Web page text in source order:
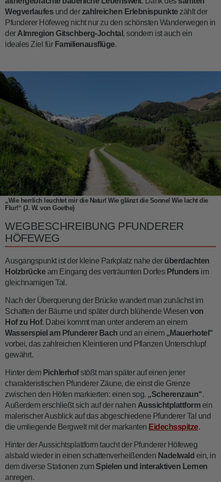
Wegverlaufes und derzahlreichen Erlebnispunktezählt der
Pfunderer Höfeweg nicht nur zu den schönsten Wanderwegen in
der Almregion Gitschberg-Jochtal , sondern ist auch ein
ideales Ziel für Familienausflüge.
„Wie herrlich leuchtet mir die Natur! Wie glänzt die Sonne! Wie lacht die
Flur!“ (J. W. von Goethe)
WEGBESCHREIBUNG PFUNDERER
HÖFEWEG
Ausgangspunkt ist der kleine Parkplatz nahe der überdachten
Holzbrückeam Eingang des verträumten Dorfes Pfunders im
gleichnamigen Tal.
Nach der Überquerung der Brücke wandert man zunächst im
Schatten der Bäume und später durch blühende Wiesen von
Hof zu Hof. Dabei kommt man unter anderem an einem
Wasserspiel am Pfunderer Bach und an einem „Mauerhotel“
vorbei, das zahlreichen Kleintieren und Pflanzen Unterschlupf
gewährt.
Hinter dem Pichlerhofstößt man später auf einen jener
charakteristischen Pfunderer Zäune, die einst die Grenze
zwischen den Höfen markierten: einen sog. „Scherenzaun“.
Außerdem erschließt sich auf der nahen Aussichtplattform ein
malerischer Ausblick auf das abgeschiedene Pfunderer Tal und
die umliegende Bergwelt mit der markanten Eidechsspitze.
Hinter der Aussichtsplattform taucht der Pfunderer Höfeweg
alsbald wieder in einen schattenverheißenden Nadelwald ein, in
dem diverse Stationen zumSpielen und interaktiven Lernen
anregen.